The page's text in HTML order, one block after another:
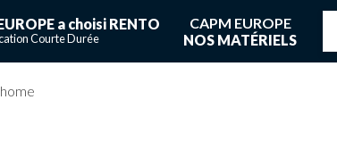
a choisi RENTO
Courte Durée
CAPM EUROPE
NOS MATÉRIELS
Vous avez une